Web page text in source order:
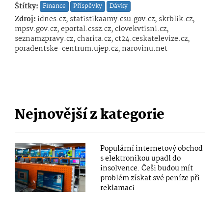
Štítky: Finance Příspěvky Dávky
Zdroj: idnes.cz, statistikaamy.csu.gov.cz, skrblik.cz,
mpsv.gov.cz, eportal.cssz.cz, clovekvtisni.cz,
seznamzpravy.cz, charita.cz, ct24.ceskatelevize.cz,
poradentske-centrum.ujep.cz, narovinu.net
Nejnovější z kategorie
Populární internetový obchod
s elektronikou upadl do
insolvence. Češi budou mít
problém získat své peníze při
reklamaci